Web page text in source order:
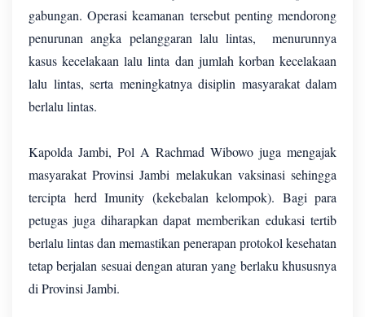
gabungan. Operasi keamanan tersebut penting mendorong
penurunan angka pelanggaran lalu lintas, menurunnya
kasus kecelakaan lalu linta dan jumlah korban kecelakaan
lalu lintas, serta meningkatnya disiplin masyarakat dalam
berlalu lintas.
Kapolda Jambi, Pol A Rachmad Wibowo juga mengajak
masyarakat Provinsi Jambi melakukan vaksinasi sehingga
tercipta herd Imunity (kekebalan kelompok). Bagi para
petugas juga diharapkan dapat memberikan edukasi tertib
berlalu lintas dan memastikan penerapan protokol kesehatan
tetap berjalan sesuai dengan aturan yang berlaku khususnya
di Provinsi Jambi.